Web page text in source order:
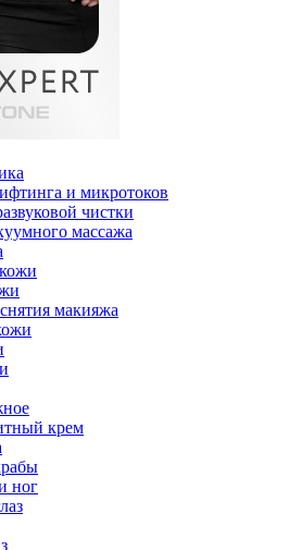
и микротоков
чистки
массажа
макияжа
крем
ног